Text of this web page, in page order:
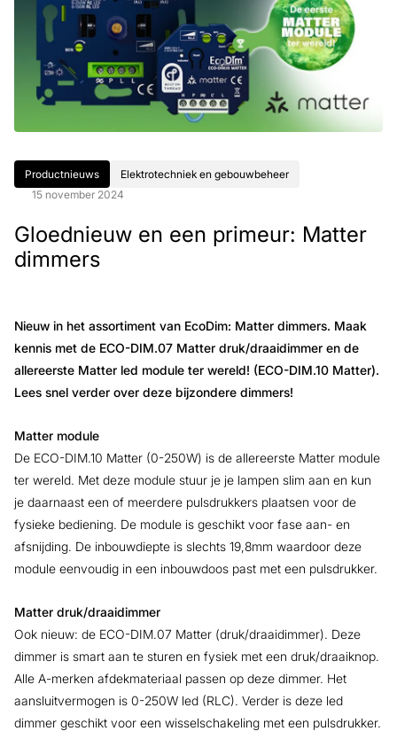
Productnieuws
Elektrotechniek en gebouwbeheer
15 november 2024
Gloednieuw en een primeur: Matter
dimmers
Nieuw in het assortiment van EcoDim: Matter dimmers. Maak
kennis met de ECO-DIM.07 Matter druk/draaidimmer en de
allereerste Matter led module ter wereld! (ECO-DIM.10 Matter).
Lees snel verder over deze bijzondere dimmers!
Matter module
De ECO-DIM.10 Matter (0-250W) is de allereerste Matter module
ter wereld. Met deze module stuur je je lampen slim aan en kun
je daarnaast een of meerdere pulsdrukkers plaatsen voor de
fysieke bediening. De module is geschikt voor fase aan- en
afsnijding. De inbouwdiepte is slechts 19,8mm waardoor deze
module eenvoudig in een inbouwdoos past met een pulsdrukker.
Matter druk/draaidimmer
Ook nieuw: de ECO-DIM.07 Matter (druk/draaidimmer). Deze
dimmer is smart aan te sturen en fysiek met een druk/draaiknop.
Alle A-merken afdekmateriaal passen op deze dimmer. Het
aansluitvermogen is 0-250W led (RLC). Verder is deze led
dimmer geschikt voor een wisselschakeling met een pulsdrukker.